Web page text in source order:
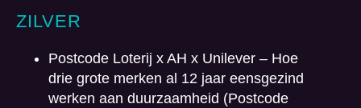
ZILVER
Postcode Loterij x AH x Unilever – Hoe
drie grote merken al 12 jaar eensgezind
werken aan duurzaamheid (Postcode